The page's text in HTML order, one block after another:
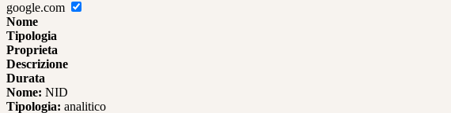
google.com
Nome
Tipologia
Proprieta
Descrizione
Durata
Nome: NID
Tipologia: analitico